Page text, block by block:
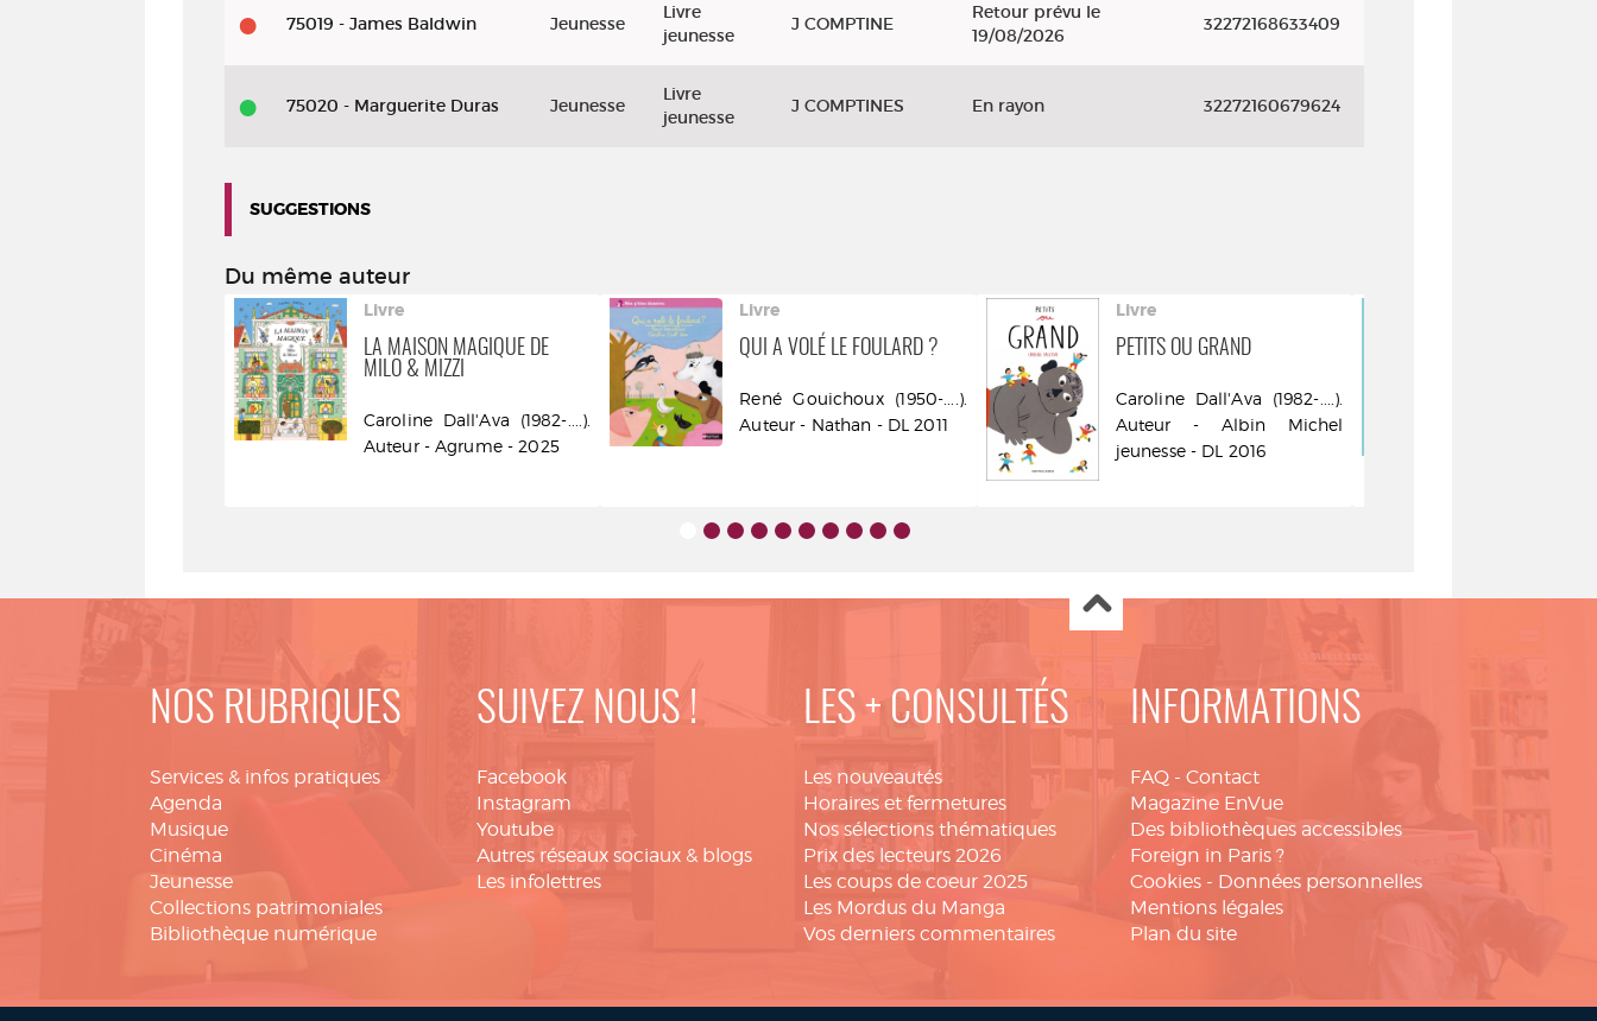
75019 - James Baldwin Jeunesse
Livre
jeunesse
J COMPTINE
Retour prévu le
19/08/2026
32272168633409
75020 - Marguerite Duras Jeunesse
Livre
jeunesse
J COMPTINES En rayon 32272160679624
SUGGESTIONS
Du même auteur
Livre
LA MAISON MAGIQUE DE
MILO & MIZZI
Caroline Dall'Ava (1982-....).
Auteur - Agrume - 2025
Livre
QUI A VOLÉ LE FOULARD ?
René Gouichoux (1950-....).
Auteur - Nathan - DL 2011
Livre
PETITS OU GRAND
Caroline Dall'Ava (1982-....).
Auteur - Albin Michel
jeunesse - DL 2016
NOS RUBRIQUES
Services & infos pratiques
Agenda
Musique
Cinéma
Jeunesse
Collections patrimoniales
Bibliothèque numérique
SUIVEZ NOUS !
Facebook
Instagram
Youtube
Autres réseaux sociaux & blogs
Les infolettres
LES + CONSULTÉS
Les nouveautés
Horaires et fermetures
Nos sélections thématiques
Prix des lecteurs 2026
Les coups de coeur 2025
Les Mordus du Manga
Vos derniers commentaires
INFORMATIONS
FAQ - Contact
Magazine EnVue
Des bibliothèques accessibles
Foreign in Paris ?
Cookies - Données personnelles
Mentions légales
Plan du site